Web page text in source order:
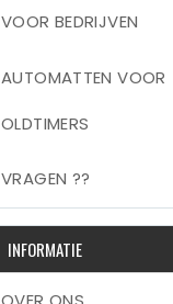
VOOR BEDRIJVEN
AUTOMATTEN VOOR
OLDTIMERS
VRAGEN ??
INFORMATIE